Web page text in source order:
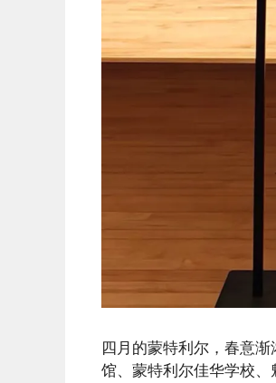
四月的蒙特利尔，春意
馆、蒙特利尔佳华学校